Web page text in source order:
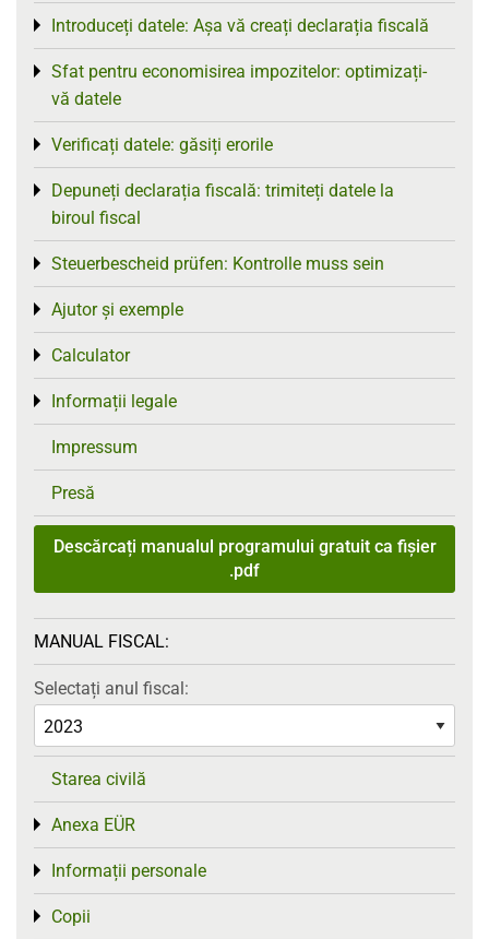
Introduceți datele: Așa vă creați declarația fiscală
Toggle menu
Sfat pentru economisirea impozitelor: optimizați-
vă datele
Toggle menu
Verificați datele: găsiți erorile
Toggle menu
Depuneți declarația fiscală: trimiteți datele la
biroul fiscal
Toggle menu
Steuerbescheid prüfen: Kontrolle muss sein
Toggle menu
Ajutor și exemple
Toggle menu
Calculator
Toggle menu
Informații legale
Toggle menu
Impressum
Presă
Descărcați manualul programului gratuit ca fișier
.pdf
MANUAL FISCAL:
Selectați anul fiscal:
Starea civilă
Anexa EÜR
Toggle menu
Informații personale
Toggle menu
Copii
Toggle menu